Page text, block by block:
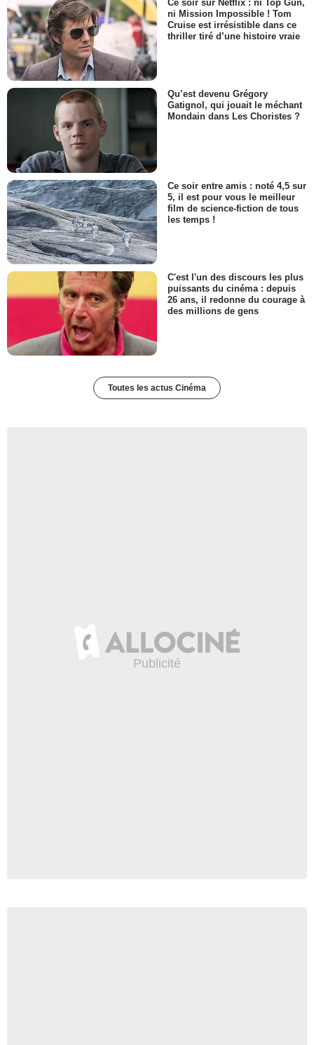
Ce soir sur Netflix : ni Top Gun,
ni Mission Impossible ! Tom
Cruise est irrésistible dans ce
thriller tiré d’une histoire vraie
Qu’est devenu Grégory
Gatignol, qui jouait le méchant
Mondain dans Les Choristes ?
Ce soir entre amis : noté 4,5 sur
5, il est pour vous le meilleur
film de science-fiction de tous
les temps !
C'est l'un des discours les plus
puissants du cinéma : depuis
26 ans, il redonne du courage à
des millions de gens
Toutes les actus Cinéma